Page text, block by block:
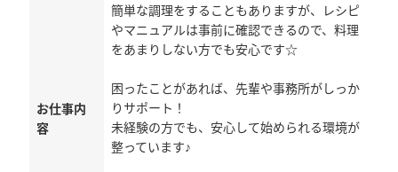
お仕事内
容
簡単な調理をすることもありますが、レシピ
やマニュアルは事前に確認できるので、料理
をあまりしない方でも安心です☆
困ったことがあれば、先輩や事務所がしっか
りサポート！
未経験の方でも、安心して始められる環境が
整っています♪